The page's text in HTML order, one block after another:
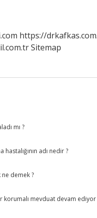
https://
Sitemap
mı ?
adı nedir ?
demek ?
korumalı mevduat devam ediyor